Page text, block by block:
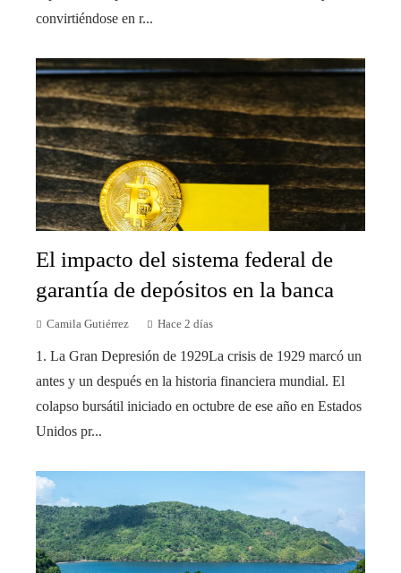
convirtiéndose en r...
El impacto del sistema federal de
garantía de depósitos en la banca
Camila Gutiérrez Hace 2 días
1. La Gran Depresión de 1929La crisis de 1929 marcó un
antes y un después en la historia financiera mundial. El
colapso bursátil iniciado en octubre de ese año en Estados
Unidos pr...